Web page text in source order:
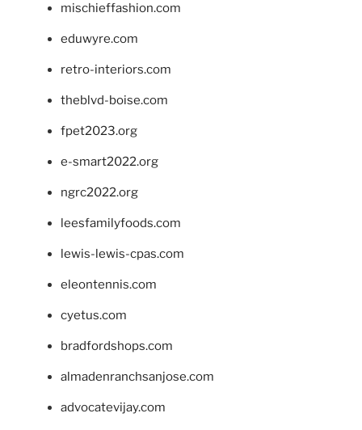
mischieffashion.com
eduwyre.com
retro-interiors.com
theblvd-boise.com
fpet2023.org
e-smart2022.org
ngrc2022.org
leesfamilyfoods.com
lewis-lewis-cpas.com
eleontennis.com
cyetus.com
bradfordshops.com
almadenranchsanjose.com
advocatevijay.com